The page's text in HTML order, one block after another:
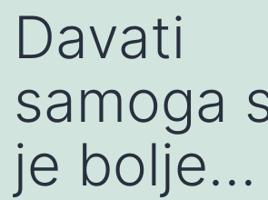
Davati
samoga
je bolje…